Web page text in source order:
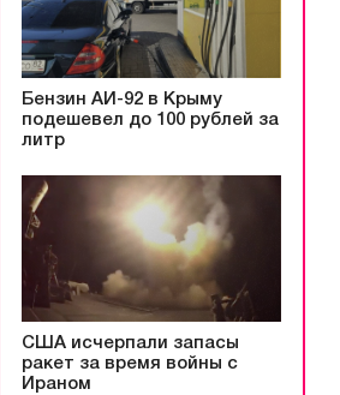
Бензин АИ-92 в Крыму
подешевел до 100 рублей за
литр
США исчерпали запасы
ракет за время войны с
Ираном